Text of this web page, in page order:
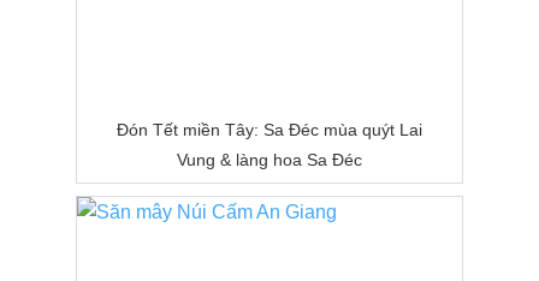
Đón Tết miền Tây: Sa Đéc mùa quýt Lai
Vung & làng hoa Sa Đéc